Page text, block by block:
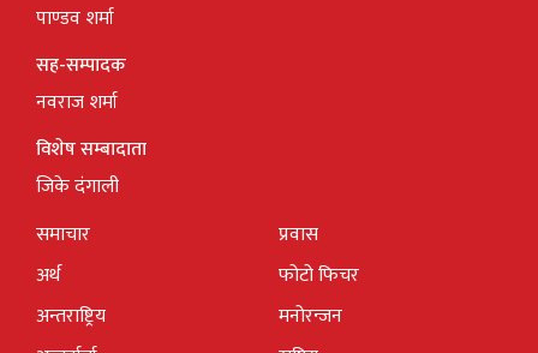
पाण्डव शर्मा
सह-सम्पादक
नवराज शर्मा
विशेष सम्बादाता
जिके दंगाली
समाचार
अर्थ
अन्तराष्ट्रिय
प्रवास
फोटो फिचर
मनोरन्जन